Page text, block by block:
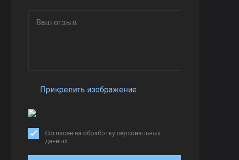
Прикрепить изображение
Согласен на обработку персональных
данных